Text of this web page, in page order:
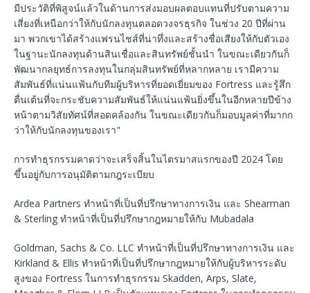
มีประวัติที่พิสูจน์แล้วในด้านการส่งมอบผลตอบแทนที่ปรับตามความ
เสี่ยงที่เหนือกว่าให้กับนักลงทุนตลอดวงจรธุรกิจ ในช่วง 20 ปีที่ผ่าน
มา พวกเขาได้สร้างแฟรนไชส์ที่น่าทึ่งและสร้างชื่อเสียงให้กับตัวเอง
ในฐานะนักลงทุนด้านสินเชื่อและสินทรัพย์ชั้นนำ ในขณะเดียวกันก็
พัฒนากลยุทธ์การลงทุนในกลุ่มสินทรัพย์ที่หลากหลาย เรามีความ
สัมพันธ์ที่แน่นแฟ้นกับทีมผู้บริหารที่ยอดเยี่ยมของ Fortress และรู้สึก
ตื่นเต้นที่จะกระชับความสัมพันธ์ให้แน่นแฟ้นยิ่งขึ้นในอีกหลายปีข้าง
หน้าตามวิสัยทัศน์ที่สอดคล้องกัน ในขณะเดียวกันก็มอบมูลค่าที่มากก
ว่าให้กับนักลงทุนของเรา"
การทำธุรกรรมคาดว่าจะเสร็จสิ้นในไตรมาสแรกของปี 2024 โดย
ขึ้นอยู่กับการอนุมัติตามกฎระเบียบ
Ardea Partners ทำหน้าที่เป็นที่ปรึกษาทางการเงิน และ Shearman
& Sterling ทำหน้าที่เป็นที่ปรึกษากฎหมายให้กับ Mubadala
Goldman, Sachs & Co. LLC ทำหน้าที่เป็นที่ปรึกษาทางการเงิน และ
Kirkland & Ellis ทำหน้าที่เป็นที่ปรึกษากฎหมายให้กับผู้บริหารระดับ
สูงของ Fortress ในการทำธุรกรรม Skadden, Arps, Slate,